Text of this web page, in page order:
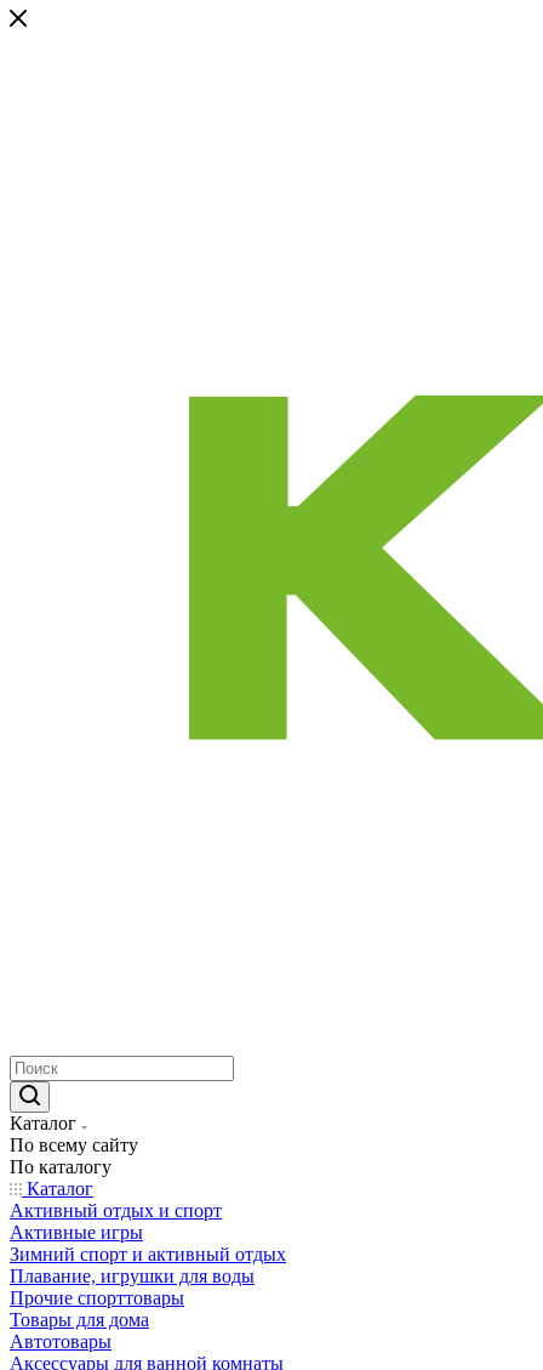
Каталог
По всему сайту
По каталогу
Каталог
Активный отдых и спорт
Активные игры
Зимний спорт и активный отдых
Плавание, игрушки для воды
Прочие спорттовары
Товары для дома
Автотовары
Аксессуары для ванной комнаты